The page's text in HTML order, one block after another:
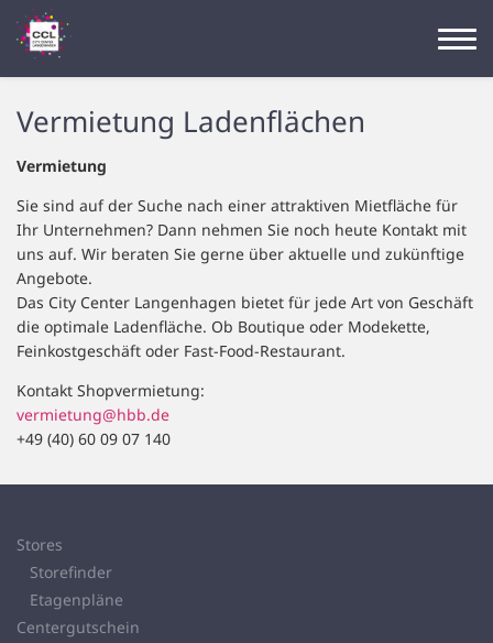
Vermietung Ladenflächen
Vermietung
Sie sind auf der Suche nach einer attraktiven Mietfläche für
Ihr Unternehmen? Dann nehmen Sie noch heute Kontakt mit
uns auf. Wir beraten Sie gerne über aktuelle und zukünftige
Angebote.
Das City Center Langenhagen bietet für jede Art von Geschäft
die optimale Ladenfläche. Ob Boutique oder Modekette,
Feinkostgeschäft oder Fast-Food-Restaurant.
Kontakt Shopvermietung:
vermietung@hbb.de
+49 (40) 60 09 07 140
Stores
Storefinder
Etagenpläne
Centergutschein